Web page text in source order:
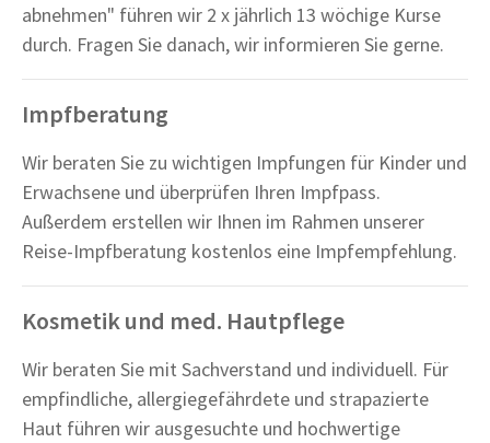
abnehmen" führen wir 2 x jährlich 13 wöchige Kurse
durch. Fragen Sie danach, wir informieren Sie gerne.
Impfberatung
Wir beraten Sie zu wichtigen Impfungen für Kinder und
Erwachsene und überprüfen Ihren Impfpass.
Außerdem erstellen wir Ihnen im Rahmen unserer
Reise-Impfberatung kostenlos eine Impfempfehlung.
Kosmetik und med. Hautpflege
Wir beraten Sie mit Sachverstand und individuell. Für
empfindliche, allergiegefährdete und strapazierte
Haut führen wir ausgesuchte und hochwertige